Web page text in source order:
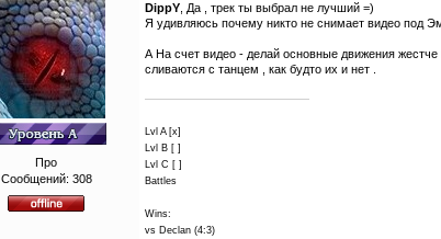
Про
Сообщений: 308
DippY, Да , трек ты выбрал не лучший =)
Я удивляюсь почему никто не снимает видео под
А На счет видео - делай основные движения
сливаются с танцем , как будто их и нет .
Lvl A [x]
Lvl B [ ]
Lvl C [ ]
Battles
Wins:
vs Declan (4:3)